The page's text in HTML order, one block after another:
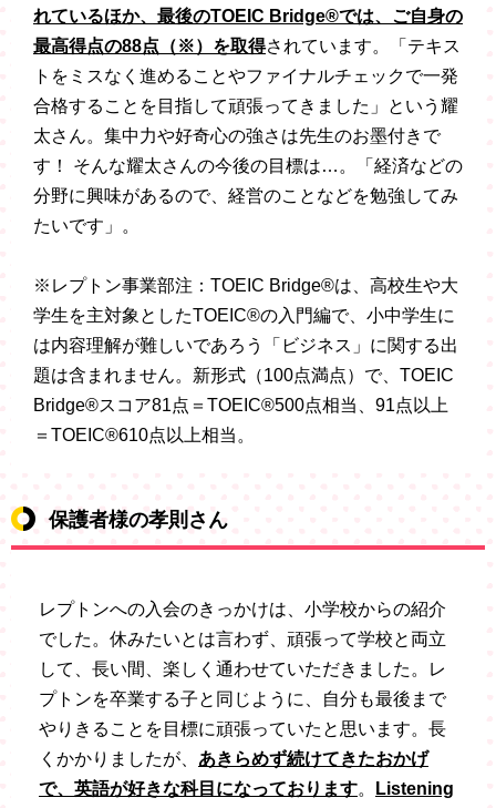
れているほか、最後のTOEIC Bridge®では、ご自身の
最高得点の88点（※）を取得されています。「テキス
トをミスなく進めることやファイナルチェックで一発
合格することを目指して頑張ってきました」という耀
太さん。集中力や好奇心の強さは先生のお墨付きで
す！ そんな耀太さんの今後の目標は…。「経済などの
分野に興味があるので、経営のことなどを勉強してみ
たいです」。
※レプトン事業部注：TOEIC Bridge®は、高校生や大
学生を主対象としたTOEIC®の入門編で、小中学生に
は内容理解が難しいであろう「ビジネス」に関する出
題は含まれません。新形式（100点満点）で、TOEIC
Bridge®スコア81点＝TOEIC®500点相当、91点以上
＝TOEIC®610点以上相当。
保護者様の孝則さん
レプトンへの入会のきっかけは、小学校からの紹介
でした。休みたいとは言わず、頑張って学校と両立
して、長い間、楽しく通わせていただきました。レ
プトンを卒業する子と同じように、自分も最後まで
やりきることを目標に頑張っていたと思います。長
くかかりましたが、 あきらめず続けてきたおかげ
で、英語が好きな科目になっております。
Listening